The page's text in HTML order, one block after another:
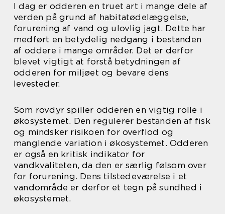
I dag er odderen en truet art i mange dele af
verden på grund af habitatødelæggelse,
forurening af vand og ulovlig jagt. Dette har
medført en betydelig nedgang i bestanden
af oddere i mange områder. Det er derfor
blevet vigtigt at forstå betydningen af
odderen for miljøet og bevare dens
levesteder.
Som rovdyr spiller odderen en vigtig rolle i
økosystemet. Den regulerer bestanden af fisk
og mindsker risikoen for overflod og
manglende variation i økosystemet. Odderen
er også en kritisk indikator for
vandkvaliteten, da den er særlig følsom over
for forurening. Dens tilstedeværelse i et
vandområde er derfor et tegn på sundhed i
økosystemet.